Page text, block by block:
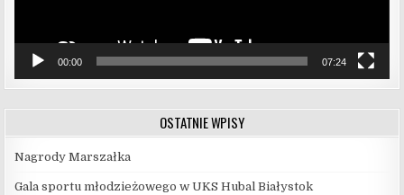
00:00 07:24
OSTATNIE WPISY
Nagrody Marszałka
Gala sportu młodzieżowego w UKS Hubal Białystok